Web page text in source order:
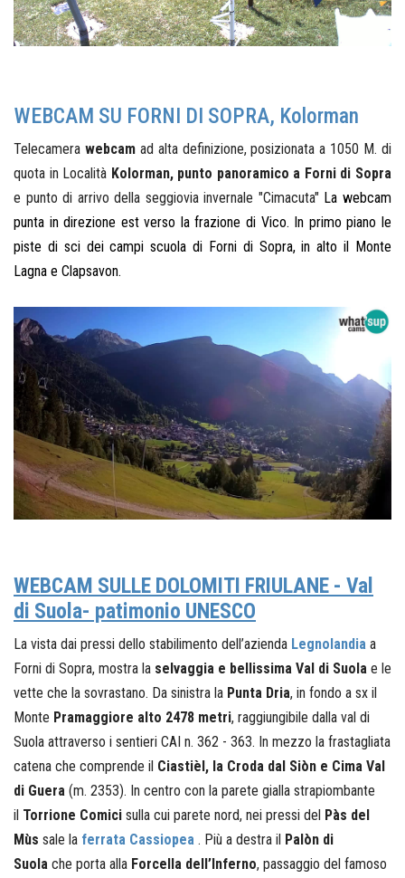
WEBCAM SU FORNI DI SOPRA, Kolorman
Telecamera webcamad alta definizione, posizionata a 1050 M. di
quota in Località Kolorman, punto panoramico a Forni di Sopra
e punto di arrivo della seggiovia invernale "Cimacuta" La webcam
punta in direzione est verso la frazione di Vico. In primo piano le
piste di sci dei campi scuola di Forni di Sopra, in alto il Monte
Lagna e Clapsavon.
WEBCAM SULLE DOLOMITI FRIULANE - Val
di Suola- patimonio UNESCO
La vista dai pressi dello stabilimento dell’azienda Legnolandia a
Forni di Sopra, mostra la selvaggia e bellissima Val di Suola e le
vette che la sovrastano. Da sinistra la Punta Dria, in fondo a sx il
Monte Pramaggiore alto 2478 metri, raggiungibile dalla val di
Suola attraverso i sentieri CAI n. 362 - 363. In mezzo la frastagliata
catena che comprende il Ciastièl, la Croda dal Siòn e Cima Val
di Guera (m. 2353). In centro con la parete gialla strapiombante
il Torrione Comici sulla cui parete nord, nei pressi del Pàs del
Mùs sale la ferrata Cassiopea . Più a destra il Palòn di
Suola che porta alla Forcella dell’Inferno, passaggio del famoso